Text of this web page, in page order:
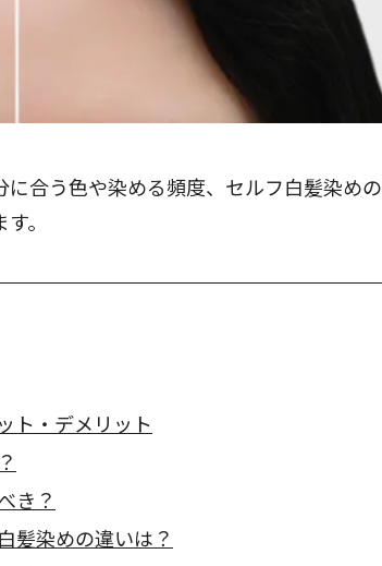
合う色や染める頻度、セルフ白髪染めの
。
ト・デメリット
き？
髪染めの違いは？